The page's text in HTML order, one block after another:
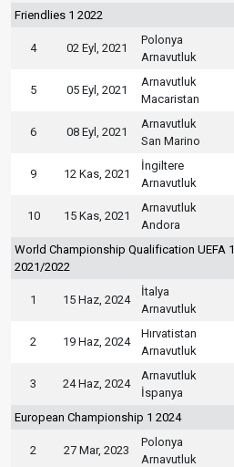
Friendlies 1 2022
4 02 Eyl, 2021
Polonya
Arnavutluk
5 05 Eyl, 2021
Arnavutluk
Macaristan
6 08 Eyl, 2021
Arnavutluk
San Marino
9 12 Kas, 2021
İngiltere
Arnavutluk
10 15 Kas, 2021
Arnavutluk
Andora
World Championship Qualification UEFA 1
2021/2022
1 15 Haz, 2024
İtalya
Arnavutluk
2 19 Haz, 2024
Hırvatistan
Arnavutluk
3 24 Haz, 2024
Arnavutluk
İspanya
European Championship 1 2024
2 27 Mar, 2023
Polonya
Arnavutluk